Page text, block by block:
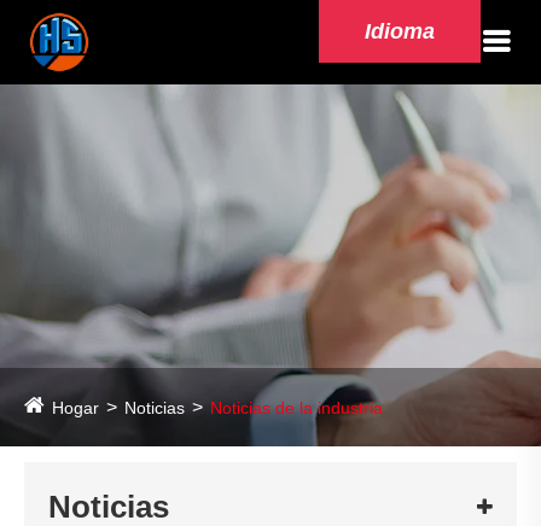
Idioma
Hogar Noticias Noticias de la industria
Noticias